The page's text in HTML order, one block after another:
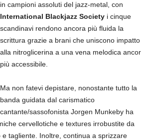
in campioni assoluti del jazz-metal, con
International Blackjazz Societyi cinque
scandinavi rendono ancora più fluida la
scrittura grazie a brani che uniscono impatto
alla nitroglicerina a una vena melodica ancor
più accessibile.
Ma non fatevi depistare, nonostante tutto la
banda guidata dal carismatico
cantante/sassofonista Jorgen Munkeby ha
cervellotiche e textures irrobustite da
tagliente. Inoltre, continua a sprizzare